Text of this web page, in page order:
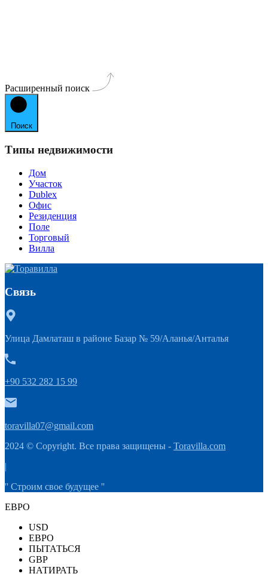
Расширенный поиск
Поиск
Типы недвижимости
Дом
Участок
Dublex
Офис
Резиденция
Поле
Торговый
Вилла
Связь
Улица Дамлаташ в районе Базар № 59/Аланья/Анталья
+90 532 282 15 99
toravilla07@gmail.com
2024 © Copyright. Все права защищены - Toravilla.com
|
'' Строим свое будущее ''
ЕВРО
USD
ЕВРО
ПЫТАТЬСЯ
GBP
НАТИРАТЬ